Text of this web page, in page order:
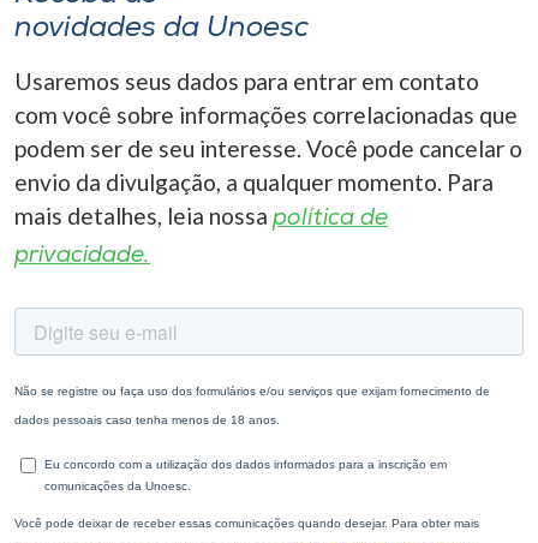
novidades da Unoesc
Usaremos seus dados para entrar em contato
com você sobre informações correlacionadas que
podem ser de seu interesse. Você pode cancelar o
envio da divulgação, a qualquer momento. Para
mais detalhes, leia nossa política de
privacidade.